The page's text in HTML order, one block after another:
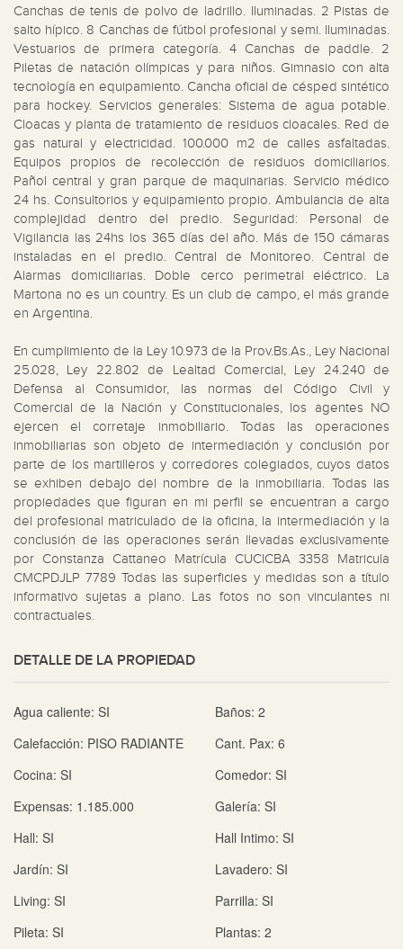
Canchas de tenis de polvo de ladrillo. Iluminadas. 2 Pistas de
salto hípico. 8 Canchas de fútbol profesional y semi. Iluminadas.
Vestuarios de primera categoría. 4 Canchas de paddle. 2
Piletas de natación olímpicas y para niños. Gimnasio con alta
tecnología en equipamiento. Cancha oficial de césped sintético
para hockey. Servicios generales: Sistema de agua potable.
Cloacas y planta de tratamiento de residuos cloacales. Red de
gas natural y electricidad. 100.000 m2 de calles asfaltadas.
Equipos propios de recolección de residuos domiciliarios.
Pañol central y gran parque de maquinarias. Servicio médico
24 hs. Consultorios y equipamiento propio. Ambulancia de alta
complejidad dentro del predio. Seguridad: Personal de
Vigilancia las 24hs los 365 días del año. Más de 150 cámaras
instaladas en el predio. Central de Monitoreo. Central de
Alarmas domiciliarias. Doble cerco perimetral eléctrico. La
Martona no es un country. Es un club de campo, el más grande
en Argentina.
En cumplimiento de la Ley 10.973 de la Prov.Bs.As., Ley Nacional
25.028, Ley 22.802 de Lealtad Comercial, Ley 24.240 de
Defensa al Consumidor, las normas del Código Civil y
Comercial de la Nación y Constitucionales, los agentes NO
ejercen el corretaje inmobiliario. Todas las operaciones
inmobiliarias son objeto de intermediación y conclusión por
parte de los martilleros y corredores colegiados, cuyos datos
se exhiben debajo del nombre de la inmobiliaria. Todas las
propiedades que figuran en mi perfil se encuentran a cargo
del profesional matriculado de la oficina, la intermediación y la
conclusión de las operaciones serán llevadas exclusivamente
por Constanza Cattaneo Matrícula CUCICBA 3358 Matricula
CMCPDJLP 7789 Todas las superficies y medidas son a título
informativo sujetas a plano. Las fotos no son vinculantes ni
contractuales.
DETALLE DE LA PROPIEDAD
Agua caliente: SI Baños: 2
Calefacción: PISO RADIANTE Cant. Pax: 6
Cocina: SI Comedor: SI
Expensas: 1.185.000 Galería: SI
Hall: SI Hall Intimo: SI
Jardín: SI Lavadero: SI
Living: SI Parrilla: SI
Pileta: SI Plantas: 2